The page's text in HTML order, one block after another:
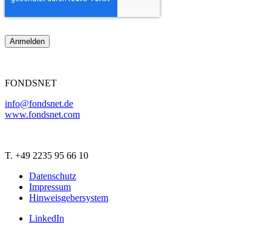
FONDSNET
info@fondsnet.de
www.fondsnet.com
T. +49 2235 95 66 10
Datenschutz
Impressum
Hinweisgebersystem
LinkedIn